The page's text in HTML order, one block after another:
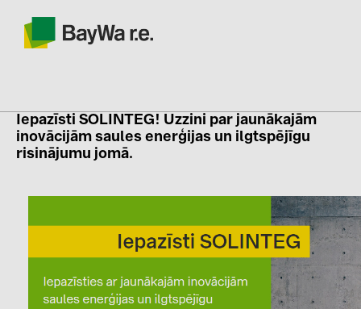
SOLAR-PLANIT
Produkti
Jaunumi
Iepazīsti SOLINTEG! Uzzini par jaunākajām
inovācijām saules enerģijas un ilgtspējīgu
risinājumu jomā.